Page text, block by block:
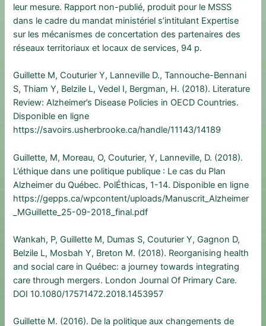
leur mesure. Rapport non-publié, produit pour le MSSS
dans le cadre du mandat ministériel s’intitulant Expertise
sur les mécanismes de concertation des partenaires des
réseaux territoriaux et locaux de services, 94 p.
Guillette M, Couturier Y, Lanneville D., Tannouche-Bennani
S, Thiam Y, Belzile L, Vedel I, Bergman, H. (2018). Literature
Review: Alzheimer’s Disease Policies in OECD Countries.
Disponible en ligne
https://savoirs.usherbrooke.ca/handle/11143/14189
Guillette, M, Moreau, O, Couturier, Y, Lanneville, D. (2018).
L’éthique dans une politique publique : Le cas du Plan
Alzheimer du Québec. PolÉthicas, 1-14. Disponible en ligne
https://gepps.ca/wpcontent/uploads/Manuscrit_Alzheimer
_MGuillette_25-09-2018_final.pdf
Wankah, P, Guillette M, Dumas S, Couturier Y, Gagnon D,
Belzile L, Mosbah Y, Breton M. (2018). Reorganising health
and social care in Québec: a journey towards integrating
care through mergers. London Journal Of Primary Care.
DOI 10.1080/17571472.2018.1453957
Guillette M. (2016). De la politique aux changements de